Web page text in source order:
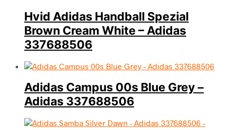
Hvid Adidas Handball Spezial
Brown Cream White – Adidas
337688506
Adidas Campus 00s Blue Grey –
Adidas 337688506